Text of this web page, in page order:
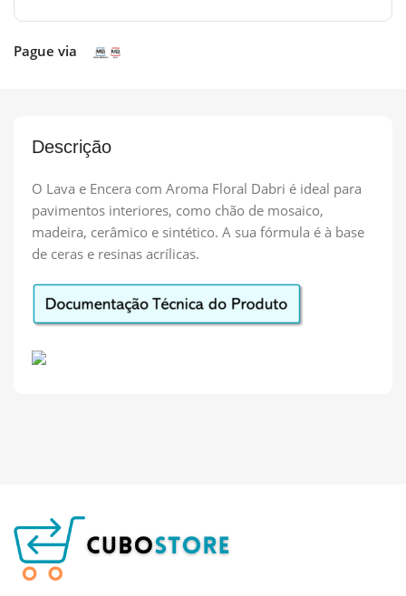
Pague via
Descrição
O Lava e Encera com Aroma Floral Dabri é ideal para
pavimentos interiores, como chão de mosaico,
madeira, cerâmico e sintético. A sua fórmula é à base
de ceras e resinas acrílicas.